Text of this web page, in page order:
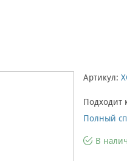
Артикул:
Подходит
Полный
В